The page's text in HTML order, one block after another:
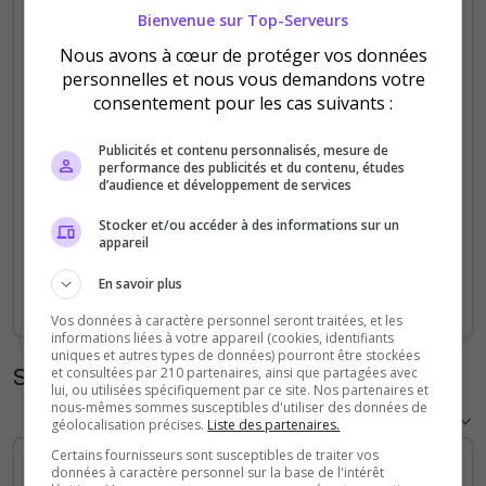
0
1
2
4
Nov
Statistiques horaires
Bienvenue sur Top-Serveurs
Nous avons à cœur de protéger vos données
personnelles et nous vous demandons votre
consentement pour les cas suivants :
Publicités et contenu personnalisés, mesure de
performance des publicités et du contenu, études
d’audience et développement de services
Stocker et/ou accéder à des informations sur un
appareil
En savoir plus
Vos données à caractère personnel seront traitées, et les
informations liées à votre appareil (cookies, identifiants
uniques et autres types de données) pourront être stockées
et consultées par 210 partenaires, ainsi que partagées avec
lui, ou utilisées spécifiquement par ce site. Nos partenaires et
nous-mêmes sommes susceptibles d'utiliser des données de
géolocalisation précises. Liste des partenaires.
Certains fournisseurs sont susceptibles de traiter vos
données à caractère personnel sur la base de l'intérêt